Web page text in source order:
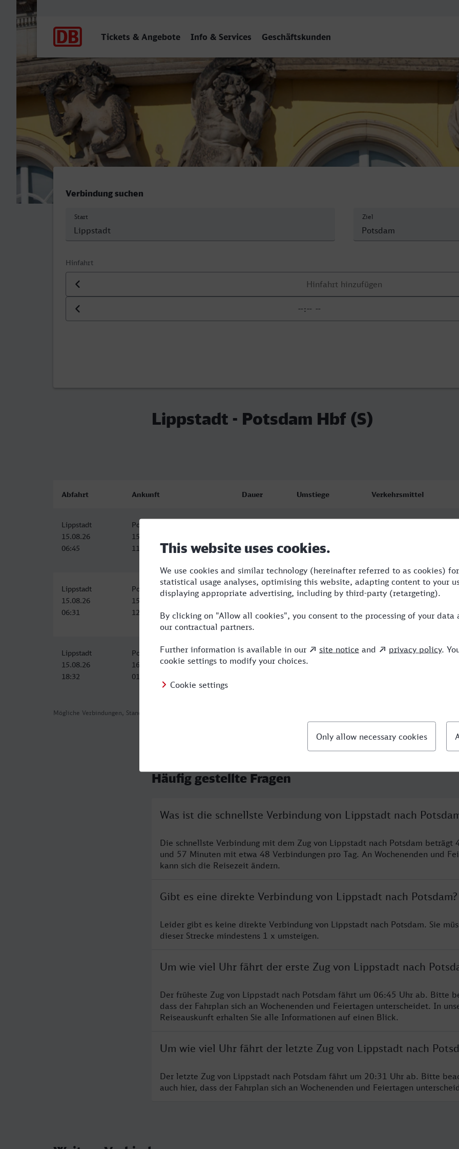
Tickets & Angebote Info & Services Geschäftskunden
Lippstadt - Potsdam Hbf (S)
Verbindung suchen
Start Ziel
Hinfahrt
Datum der Hinfahrt
Uhrzeit der Hinfahrt
Lippstadt - Potsdam Hbf (S)
Mögliche Verbindungen, Stand: 2026-08-01 00:28
Abfahrt Ankunft Dauer Umstiege Verkehrsmittel
Lippstadt
15.08.26
06:45
Potsdam Hbf (S)
15.08.26
11:42
Lippstadt
15.08.26
06:31
Potsdam Hbf
15.08.26
12:29
5:58 3 RB,OE,NX,ICE
Lippstadt
15.08.26
18:32
Potsdam Hbf
16.08.26
01:23
6:51 3 RB,RE,NX,ICE
Häufig gestellte Fragen
Was ist die schnellste Verbindung von Lippstadt nach
Die schnellste Verbindung mit dem Zug von Lippstadt nach Potsdam beträgt
und 57 Minuten mit etwa 48 Verbindungen pro Tag. An Wochenenden und
kann sich die Reisezeit ändern.
Gibt es eine direkte Verbindung von Lippstadt nach Potsdam?
Leider gibt es keine direkte Verbindung von Lippstadt nach Potsdam. Sie
dieser Strecke mindestens 1 x umsteigen.
Um wie viel Uhr fährt der erste Zug von Lippstadt nach
Der früheste Zug von Lippstadt nach Potsdam fährt um 06:45 Uhr ab. Bitte
dass der Fahrplan sich an Wochenenden und Feiertagen unterscheidet. In
Reiseauskunft erhalten Sie alle Informationen auf einen Blick.
Um wie viel Uhr fährt der letzte Zug von Lippstadt nach
Der letzte Zug von Lippstadt nach Potsdam fährt um 20:31 Uhr ab. Bitte
auch hier, dass der Fahrplan sich an Wochenenden und Feiertagen